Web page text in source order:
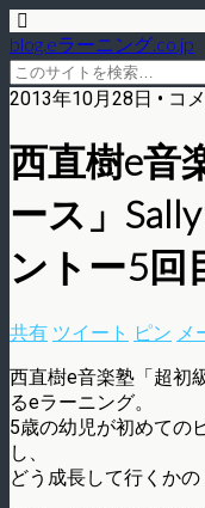
blog.eラーニング.co.jp
2013年10月28日 • コ
西直樹e音
ース」
ントー5回
共有 ツイート ピン メ
西直樹e音楽塾「超初
るeラーニング。
5歳の幼児が初めての
し、
どう成長して行くかの